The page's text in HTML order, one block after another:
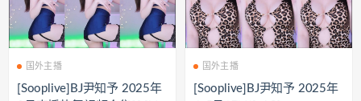
国外主播
[Sooplive]BJ尹知予 2025年
国外主播
[Sooplive]BJ尹知予 2025年